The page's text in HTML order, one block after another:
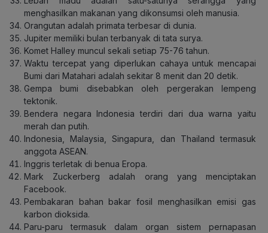
menghasilkan makanan yang dikonsumsi oleh manusia.
Orangutan adalah primata terbesar di dunia.
Jupiter memiliki bulan terbanyak di tata surya.
Komet Halley muncul sekali setiap 75-76 tahun.
Waktu tercepat yang diperlukan cahaya untuk mencapai
Bumi dari Matahari adalah sekitar 8 menit dan 20 detik.
Gempa bumi disebabkan oleh pergerakan lempeng
tektonik.
Bendera negara Indonesia terdiri dari dua warna yaitu
merah dan putih.
Indonesia, Malaysia, Singapura, dan Thailand termasuk
anggota ASEAN.
Inggris terletak di benua Eropa.
Mark Zuckerberg adalah orang yang menciptakan
Facebook.
Pembakaran bahan bakar fosil menghasilkan emisi gas
karbon dioksida.
Paru-paru termasuk dalam organ sistem pernapasan